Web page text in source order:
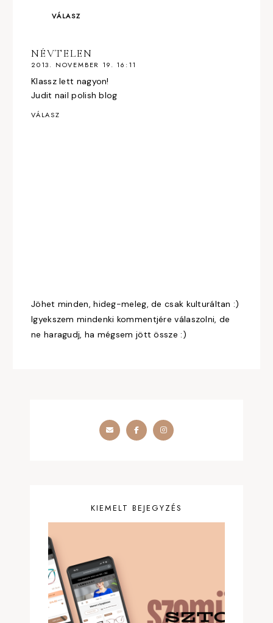
VÁLASZ
NÉVTELEN
2013. NOVEMBER 19. 16:11
Klassz lett nagyon!
Judit nail polish blog
VÁLASZ
Jöhet minden, hideg-meleg, de csak kulturáltan :)
Igyekszem mindenki kommentjére válaszolni, de
ne haragudj, ha mégsem jött össze :)
KIEMELT BEJEGYZÉS